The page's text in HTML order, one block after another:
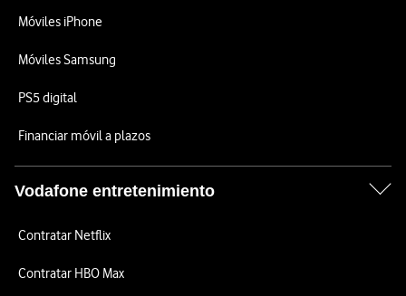
Móviles iPhone
Móviles Samsung
PS5 digital
Financiar móvil a plazos
Vodafone entretenimiento
Contratar Netflix
Contratar HBO Max